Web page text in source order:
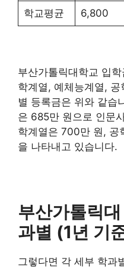
학교평균 6,800
부산가톨릭대학교 입
학계열, 예체능계열,
별 등록금은 위와 같습
은 685만 원으로 인문
학계열은 700만 원, 공
을 나타내고 있습니다.
부산가톨릭
과별 (1년 기
그렇다면 각 세부 학과